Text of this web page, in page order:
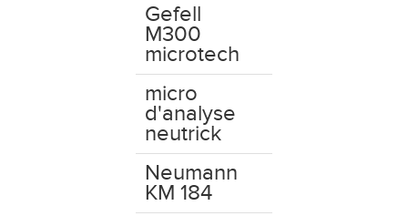
Gefell
M300
microtech
micro
d'analyse
neutrick
Neumann
KM 184